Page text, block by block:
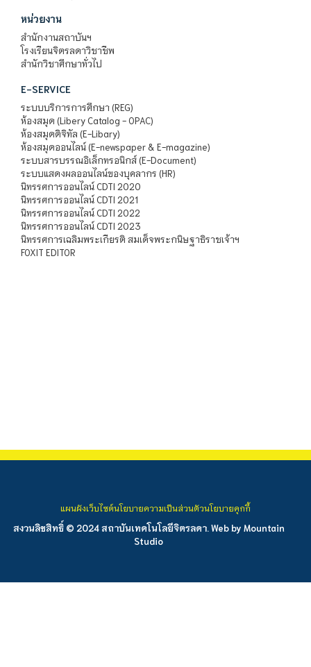
หน่วยงาน
สำนักงานสถาบันฯ
โรงเรียนจิตรลดาวิชาชีพ
สำนักวิชาศึกษาทั่วไป
E-SERVICE
ระบบบริการการศึกษา (REG)
ห้องสมุด (Libery Catalog - OPAC)
ห้องสมุดดิจิทัล (E-Libary)
ห้องสมุดออนไลน์ (E-newspaper & E-magazine)
ระบบสารบรรณอิเล็กทรอนิกส์ (E-Document)
ระบบแสดงผลออนไลน์ของบุคลากร (HR)
นิทรรศการออนไลน์ CDTI 2020
นิทรรศการออนไลน์ CDTI 2021
นิทรรศการออนไลน์ CDTI 2022
นิทรรศการออนไลน์ CDTI 2023
นิทรรศการเฉลิมพระเกียรติ สมเด็จพระกนิษฐาธิราชเจ้าฯ
FOXIT EDITOR
สงวนลิขสิทธิ์ © 2024 สถาบันเทคโนโลยีจิตรลดา. Web by Mountain
Studio
แผนผังเว็บไซต์นโยบายความเป็นส่วนตัวนโยบายคุกกี้